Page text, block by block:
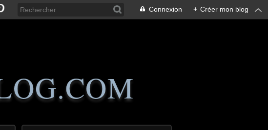
Connexion + Créer mon blog